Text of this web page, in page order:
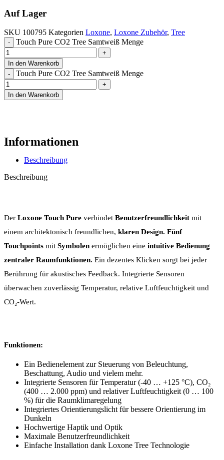
Auf Lager
SKU 100795 Kategorien Loxone, Loxone Zubehör, Tree
Touch Pure CO2 Tree Samtweiß Menge
In den Warenkorb
Touch Pure CO2 Tree Samtweiß Menge
In den Warenkorb
Informationen
Beschreibung
Beschreibung
Der Loxone Touch Pure verbindet Benutzerfreundlichkeit mit
einem architektonisch freundlichen, klaren Design. Fünf
Touchpoints mit Symbolen ermöglichen eine intuitive Bedienung
zentraler Raumfunktionen. Ein dezentes Klicken sorgt bei jeder
Berührung für akustisches Feedback. Integrierte Sensoren
überwachen zuverlässig Temperatur, relative Luftfeuchtigkeit und
CO₂-Wert.
Funktionen:
Ein Bedienelement zur Steuerung von Beleuchtung,
Beschattung, Audio und vielem mehr.
Integrierte Sensoren für Temperatur (-40 … +125 °C), CO₂
(400 … 2.000 ppm) und relativer Luftfeuchtigkeit (0 … 100
%) für die Raumklimaregelung
Integriertes Orientierungslicht für bessere Orientierung im
Dunkeln
Hochwertige Haptik und Optik
Maximale Benutzerfreundlichkeit
Einfache Installation dank Loxone Tree Technologie